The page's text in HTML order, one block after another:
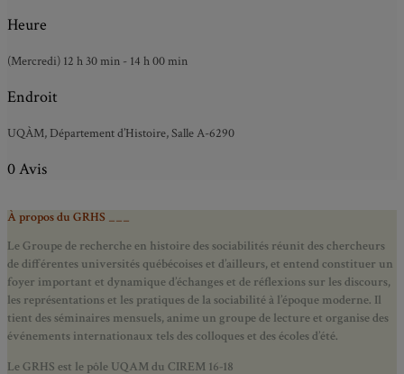
Heure
(Mercredi) 12 h 30 min - 14 h 00 min
Endroit
UQÀM, Département d’Histoire, Salle A-6290
0 Avis
À propos du GRHS ___
Le Groupe de recherche en histoire des sociabilités réunit des chercheurs
de différentes universités québécoises et d’ailleurs, et entend constituer un
foyer important et dynamique d’échanges et de réflexions sur les discours,
les représentations et les pratiques de la sociabilité à l’époque moderne. Il
tient des séminaires mensuels, anime un groupe de lecture et organise des
événements internationaux tels des colloques et des écoles d’été.
Le GRHS est le pôle UQAM du CIREM 16-18